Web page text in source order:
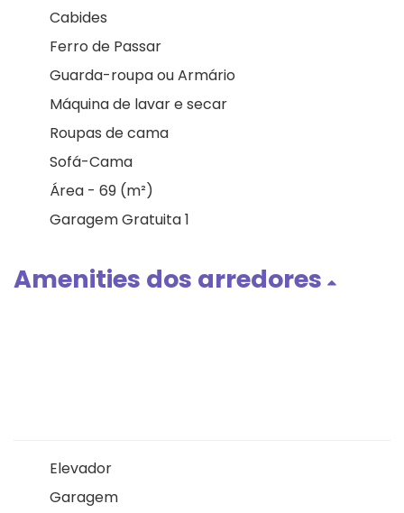
Cabides
Ferro de Passar
Guarda-roupa ou Armário
Máquina de lavar e secar
Roupas de cama
Sofá-Cama
Área - 69 (m²)
Garagem Gratuita 1
Amenities dos arredores
Elevador
Garagem